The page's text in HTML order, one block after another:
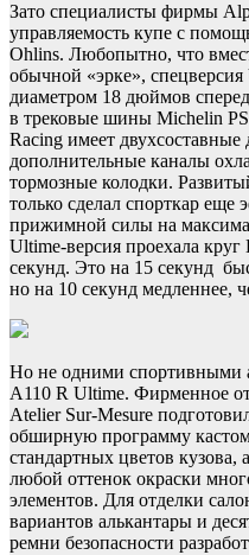
Зато специалисты фирмы
управляемость купе с
Ohlins. Любопытно, что
обычной «эрке»,
диаметром 18 дюймов
в трековые шины Michelin
Racing имеет
дополнительные каналы
тормозные колодки.
только сделал спорткар еще
прижимной силы на
Ultime-версия проехала
секунд. Это на 15 секунд
но на 10 секунд медленнее,
Но не одними спортивными
A110 R Ultime. Фирменное
Atelier Sur-Mesure
обширную программу
стандартных цветов кузова,
любой оттенок окраски
элементов. Для отделки
вариантов алькантары и
ремни безопасности